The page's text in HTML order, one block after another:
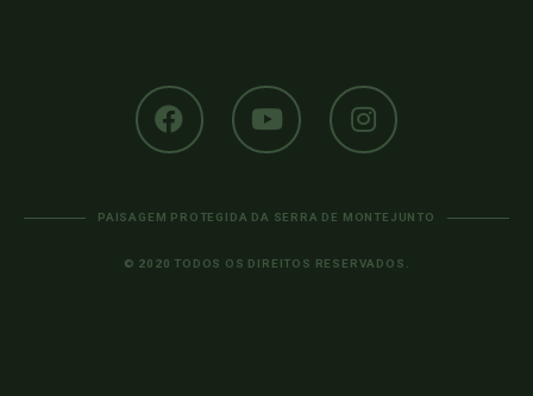
PAISAGEM PROTEGIDA DA SERRA DE MONTEJUNTO
© 2020 TODOS OS DIREITOS RESERVADOS.